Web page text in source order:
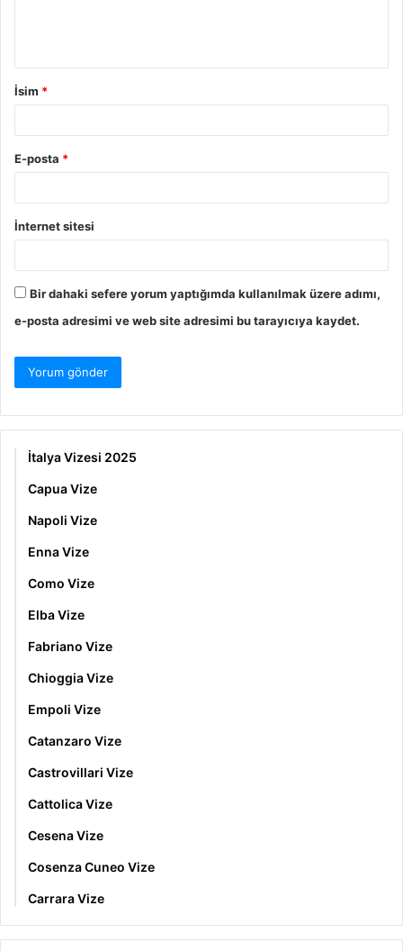
İsim *
E-posta *
İnternet sitesi
Bir dahaki sefere yorum yaptığımda kullanılmak üzere adımı,
e-posta adresimi ve web site adresimi bu tarayıcıya kaydet.
İtalya Vizesi 2025
Capua Vize
Napoli Vize
Enna Vize
Como Vize
Elba Vize
Fabriano Vize
Chioggia Vize
Empoli Vize
Catanzaro Vize
Castrovillari Vize
Cattolica Vize
Cesena Vize
Cosenza Cuneo Vize
Carrara Vize